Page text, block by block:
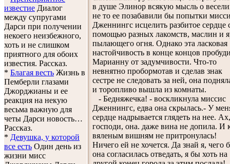
известие Диалог
между супругами
Дарси при получении
некоего неизбежного,
хоть и не слишком
приятного для обоих
известия. Рассказ.
* Благая весть Жизнь в
Пемберли глазами
Джорджианы и ее
реакция на некую
весьма важную для
четы Дарси новость…
Рассказ.
* Девушка, у которой
все есть Один день из
жизни мисс
в душе Элинор всякую мысль о
не то ее позабавили бы попытки
Дженнингс исцелить разбитое сердце
помощью разных лакомств, маслин и
пылающего огня. Однако эта ласковая
настойчивость в конце концов
Марианну от задумчивости. Что-то
невнятно пробормотав и сделав знак
сестре не следовать за ней, она
и торопливо вышла из комнаты.
- Бедняжечка! - воскликнула миссис
Дженнингс, едва она скрылась.- У
сердце надрывается глядеть на нее. Ах,
господи, она. даже вина не допила. И
вяленым вишням не притронулась!
Ничего ей не хочется. Да знай я, чего
она согласилась отведать, я бы хоть на